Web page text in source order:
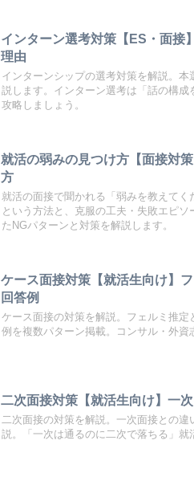
インターン選考対策【ES・面接
理由
インターンシップの選考対策を解説。
説します。インターン選考は「話の構
攻略しましょう。
就活の弱みの見つけ方【面接対
方
就活の面接で聞かれる「弱みを教えてく
という方法と、克服の工夫・失敗エピ
たNGパターンと対策を解説します。
ケース面接対策【就活生向け】
回答例
ケース面接の対策を解説。フェルミ推
例を複数パターン掲載。コンサル・外資
二次面接対策【就活生向け】一
二次面接の対策を解説。一次面接との
説。「一次は通るのに二次で落ちる」就